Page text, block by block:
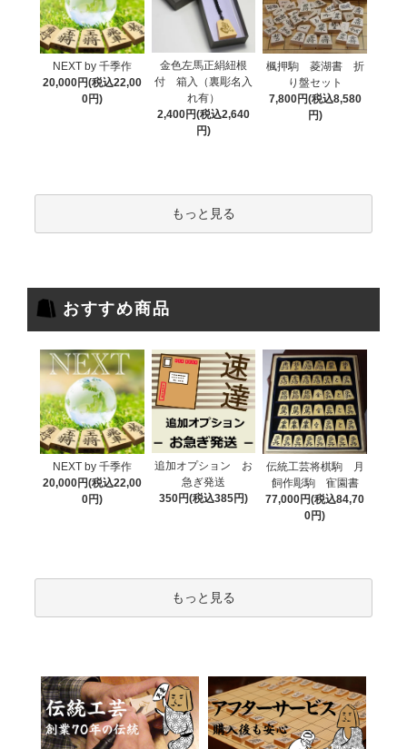
NEXT by 千季作
20,000円(税込22,00
0円)
金色左馬正絹紐根
付 箱入（裏彫名入
れ有）
2,400円(税込2,640
円)
楓押駒 菱湖書 折
り盤セット
7,800円(税込8,580
円)
もっと見る
おすすめ商品
NEXT by 千季作
20,000円(税込22,00
0円)
追加オプション お
急ぎ発送
350円(税込385円)
伝統工芸将棋駒 月
飼作彫駒 寉園書
77,000円(税込84,70
0円)
もっと見る